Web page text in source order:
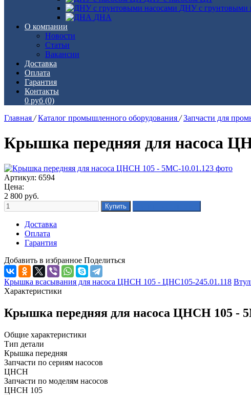
ДНУ с грунтовыми
ДНА
О компании
Новости
Статьи
Вакансии
Доставка
Оплата
Гарантия
Контакты
0 руб (0)
Главная / Каталог промышленного оборудования / Запчасти для
Крышка передняя для насоса
Артикул: 6594
Цена:
2 800 руб.
Доставка
Оплата
Гарантия
Добавить в избранное Поделиться
Крышка всасывания для насоса ЦНСН 105 - ЦНС105-245.01.118
Характеристики
Крышка передняя для насоса ЦНСН 105 -
Общие характеристики
Тип детали
Крышка передняя
Запчасти по сериям насосов
ЦНСН
Запчасти по моделям насосов
ЦНСН 105